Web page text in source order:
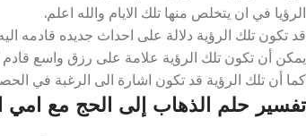
الرؤيا في ان يتخلص منها تلك الايام والله اعلم.
قد تكون تلك الرؤية دلالة على احداث جديده قادمه
يمكن أن تكون تلك الرؤية علامة على رزق واسع قادم
كما أن تلك الرؤية قد تكون اشارة الى الرغبة في
تفسير حلم الذهاب إلى الحج مع امي